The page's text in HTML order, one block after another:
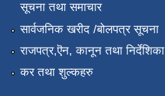
सूचना तथा समाचार
सार्वजनिक खरीद /बोलपत्र सूचना
राजपत्र,ऎन, कानून तथा निर्देशिका
कर तथा शुल्कहरु